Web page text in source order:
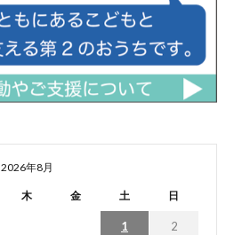
2026年8月
木 金 土 日
1 2